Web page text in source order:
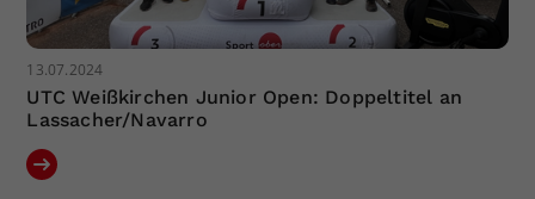
13.07.2024
UTC Weißkirchen Junior Open: Doppeltitel an
Lassacher/Navarro